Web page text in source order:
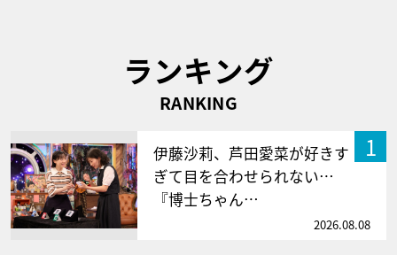
ランキング
RANKING
1
伊藤沙莉、芦田愛菜が好きす
ぎて目を合わせられない…
『博士ちゃん…
2026.08.08